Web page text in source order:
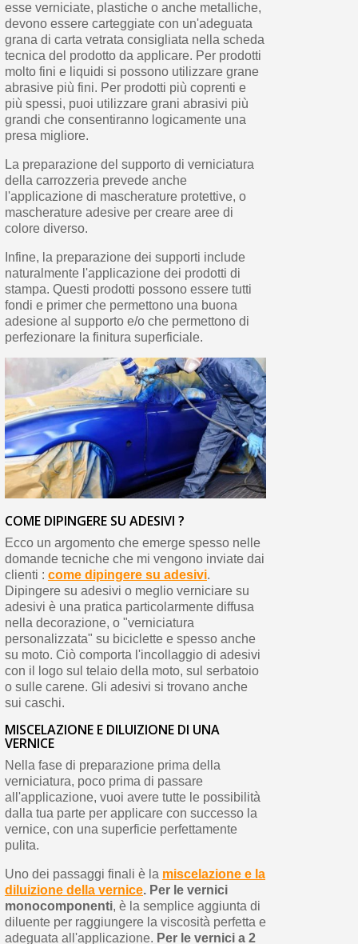
esse verniciate, plastiche o anche metalliche,
devono essere carteggiate con un'adeguata
grana di carta vetrata consigliata nella scheda
tecnica del prodotto da applicare. Per prodotti
molto fini e liquidi si possono utilizzare grane
abrasive più fini. Per prodotti più coprenti e
più spessi, puoi utilizzare grani abrasivi più
grandi che consentiranno logicamente una
presa migliore.
La preparazione del supporto di verniciatura
della carrozzeria prevede anche
l'applicazione di mascherature protettive, o
mascherature adesive per creare aree di
colore diverso.
Infine, la preparazione dei supporti include
naturalmente l'applicazione dei prodotti di
stampa. Questi prodotti possono essere tutti
fondi e primer che permettono una buona
adesione al supporto e/o che permettono di
perfezionare la finitura superficiale.
COME DIPINGERE SU ADESIVI ?
Ecco un argomento che emerge spesso nelle
domande tecniche che mi vengono inviate dai
clienti : come dipingere su adesivi.
Dipingere su adesivi o meglio verniciare su
adesivi è una pratica particolarmente diffusa
nella decorazione, o "verniciatura
personalizzata" su biciclette e spesso anche
su moto. Ciò comporta l'incollaggio di adesivi
con il logo sul telaio della moto, sul serbatoio
o sulle carene. Gli adesivi si trovano anche
sui caschi.
MISCELAZIONE E DILUIZIONE DI UNA
VERNICE
Nella fase di preparazione prima della
verniciatura, poco prima di passare
all'applicazione, vuoi avere tutte le possibilità
dalla tua parte per applicare con successo la
vernice, con una superficie perfettamente
pulita.
Uno dei passaggi finali è la miscelazione e la
diluizione della vernice. Per le vernici
monocomponenti, è la semplice aggiunta di
diluente per raggiungere la viscosità perfetta e
adeguata all'applicazione. Per le vernici a 2